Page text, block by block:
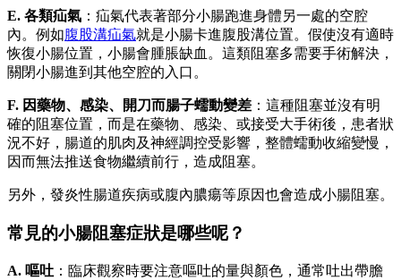
E. 各類疝氣 ：疝氣代表著部分小腸跑進身體另一處的空腔
內。例如腹股溝疝氣就是小腸卡進腹股溝位置。假使沒有適時
恢復小腸位置，小腸會腫脹缺血。這類阻塞多需要手術解決，
關閉小腸進到其他空腔的入口。
F. 因藥物、感染、開刀而腸子蠕動變差 ：這種阻塞並沒有明
確的阻塞位置，而是在藥物、感染、或接受大手術後，患者狀
況不好，腸道的肌肉及神經調控受影響，整體蠕動收縮變慢，
因而無法推送食物繼續前行，造成阻塞。
另外，發炎性腸道疾病或腹內膿瘍等原因也會造成小腸阻塞。
常見的小腸阻塞症狀是哪些呢？
A. 嘔吐 ：臨床觀察時要注意嘔吐的量與顏色，通常吐出帶膽